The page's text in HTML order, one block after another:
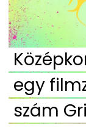
egy
szám